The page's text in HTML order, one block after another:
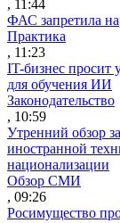
, 11:44
ФАС запретила
Практика
, 11:23
IT-бизнес просит
для обучения ИИ
Законодательство
, 10:59
Утренний обзор
иностранной
национализации
Обзор СМИ
, 09:26
Росимущество